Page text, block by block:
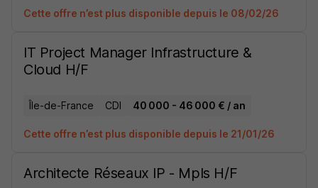
Cette offre n’est plus disponible depuis le 08/02/26
IT Project Manager Infrastructure &
Cloud H/F
Île-de-France CDI 40 000 - 46 000 € / an
Cette offre n’est plus disponible depuis le 21/01/26
Architecte Réseaux IP - Mpls H/F